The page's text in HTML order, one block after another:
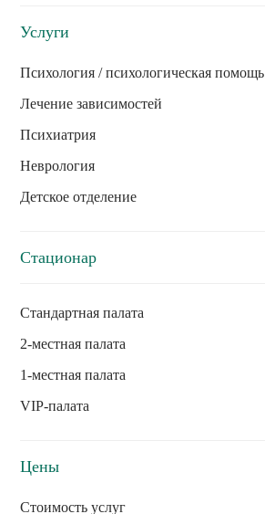
Услуги
Психология / психологическая помощь
Лечение зависимостей
Психиатрия
Неврология
Детское отделение
Стационар
Стандартная палата
2-местная палата
1-местная палата
VIP-палата
Цены
Стоимость услуг